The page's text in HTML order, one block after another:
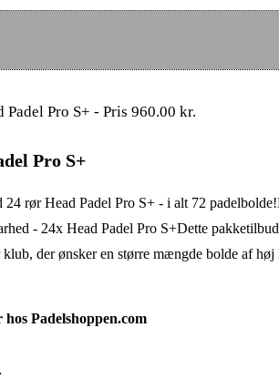
Pro S+
24 rør Head Padel Pro S+ - i alt 72
- 24x Head Padel Pro S+Dette
der ønsker en større mængde bolde af
Padelshoppen.com